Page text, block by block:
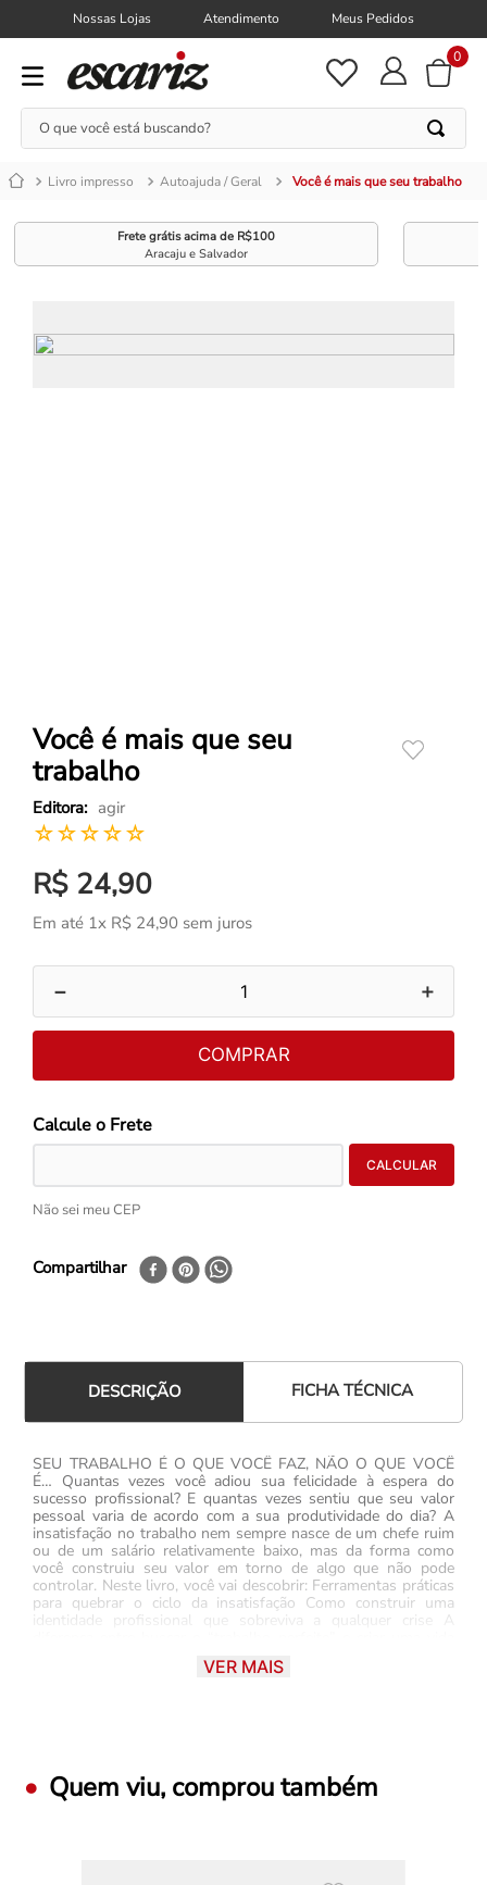
Nossas Lojas Atendimento Meus Pedidos
0
O que você está buscando?
Livro impresso Autoajuda / Geral Você é mais que seu trabalho
Frete grátis acima de R$100
Aracaju e Salvador
Você é mais que seu
trabalho
agir
☆☆☆☆☆
R$ 24,90
Em até 1x R$ 24,90 sem juros
＋
－
COMPRAR
Não sei meu CEP
Compartilhar
DESCRIÇÃO FICHA TÉCNICA
SEU TRABALHO É O QUE VOCÊ FAZ, NÃO O QUE VOCÊ
É… Quantas vezes você adiou sua felicidade à espera do
sucesso profissional? E quantas vezes sentiu que seu valor
pessoal varia de acordo com a sua produtividade do dia? A
insatisfação no trabalho nem sempre nasce de um chefe ruim
ou de um salário relativamente baixo, mas da forma como
você construiu seu valor em torno de algo que não pode
controlar. Neste livro, você vai descobrir: Ferramentas práticas
para quebrar o ciclo da insatisfação Como construir uma
identidade profissional que sobreviva a qualquer crise A
com propósito Exercícios para se reconectar com sua essência
além do crachá. O trabalho ideal não existe, mas uma vida
VER MAIS
Quem viu, comprou também